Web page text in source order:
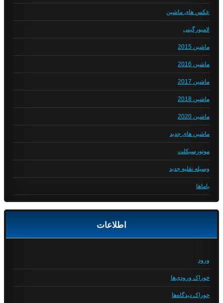
عکس های ماشین
لامبورگینی
ماشین 2015
ماشین 2016
ماشین 2017
ماشین 2018
ماشین 2020
ماشین های جدید
موتورسیکلت
وسیله نقلیه جدید
یاماها
اطلاعات
ورود
خوراک ورودی‌ها
خوراک دیدگاه‌ها